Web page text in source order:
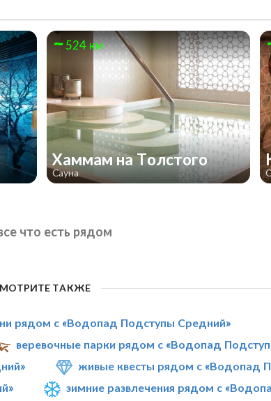
524 км
Хаммам на Толстого
Сауна
что есть рядом
ТАКЖЕ
рядом с «Водопад Подступы Средний»
веревочные парки рядом с «Водопад
живые квесты рядом с «Водопад
зимние развлечения рядом с